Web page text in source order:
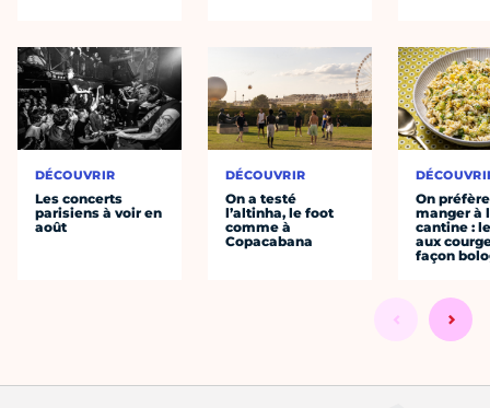
DÉCOUVRIR
Les concerts
parisiens à voir en
août
DÉCOUVRIR
On a testé
l’altinha, le foot
comme à
Copacabana
On préfère
manger à
cantine :
aux
façon